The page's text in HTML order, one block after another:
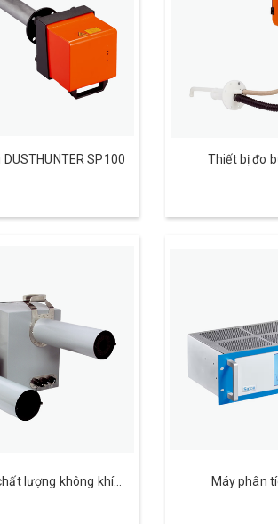
SP100 Thiết bị đo
lượng không khí
Máy phân